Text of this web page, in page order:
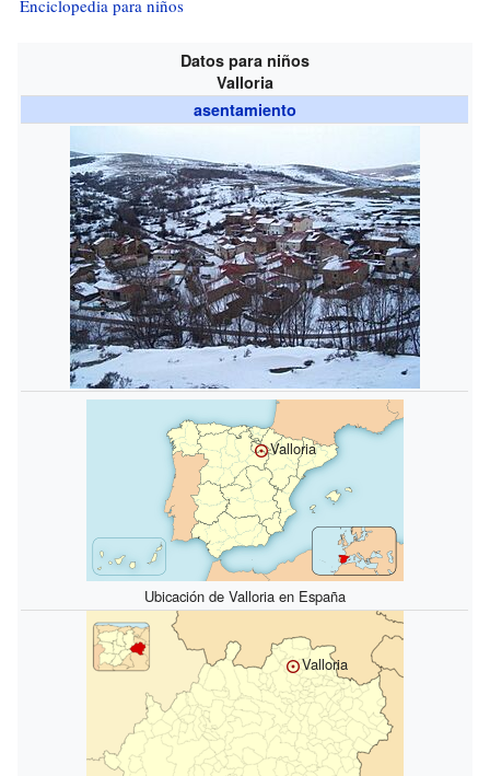
Enciclopedia para niños
Datos para niños
Valloria
asentamiento
Valloria
Ubicación de Valloria en España
Valloria